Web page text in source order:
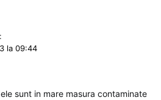
la 09:44
sunt in mare masura contaminate